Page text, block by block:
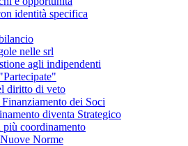
identità specifica
nelle srl
agli indipendenti
diritto di veto
dei Soci
diventa Strategico
più coordinamento
Norme